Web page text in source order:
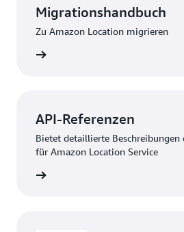
Migrationshandbuch
Zu Amazon Location migrieren
API-Referenzen
Bietet detaillierte Beschreibungen
für Amazon Location Service